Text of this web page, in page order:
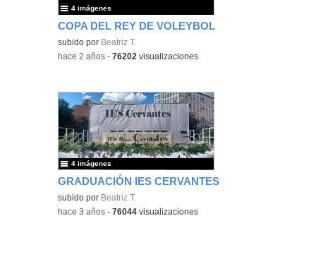
COPA DEL REY DE VOLEYBOL
subido por Beatriz T.
4 imágenes
-hace 2 años -76202 visualizaciones
GRADUACIÓN IES CERVANTES
subido por Beatriz T.
4 imágenes
-hace 3 años -76044 visualizaciones